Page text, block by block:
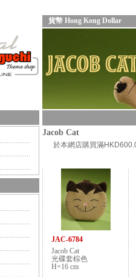
貨幣 Hong Kong Dollar
Jacob Cat
於本網店購買滿
JAC-6784
Jacob Cat
光碟套棕色
H=16 cm